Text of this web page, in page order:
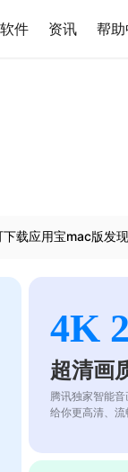
软件 资讯 帮
载应用宝mac版发
4K
超清画
腾讯独家智能
给你更高清、